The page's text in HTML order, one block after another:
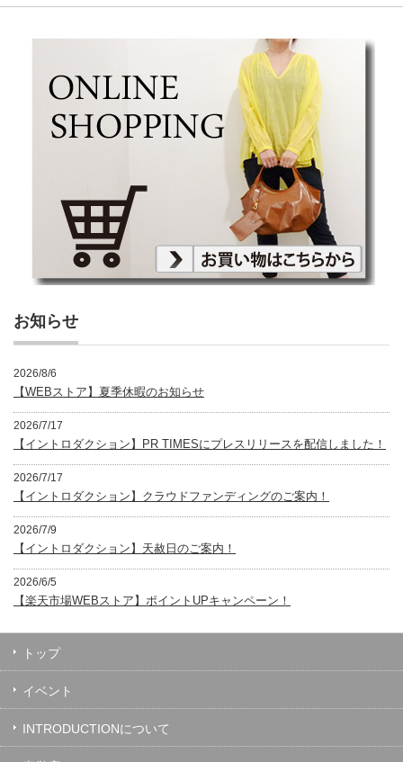
お知らせ
2026/8/6
【WEBストア】夏季休暇のお知らせ
2026/7/17
【イントロダクション】PR TIMESにプレスリリースを配信しました！
2026/7/17
【イントロダクション】クラウドファンディングのご案内！
2026/7/9
【イントロダクション】天赦日のご案内！
2026/6/5
【楽天市場WEBストア】ポイントUPキャンペーン！
トップ
イベント
INTRODUCTIONについて